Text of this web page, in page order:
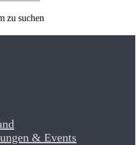
zu suchen
& Events